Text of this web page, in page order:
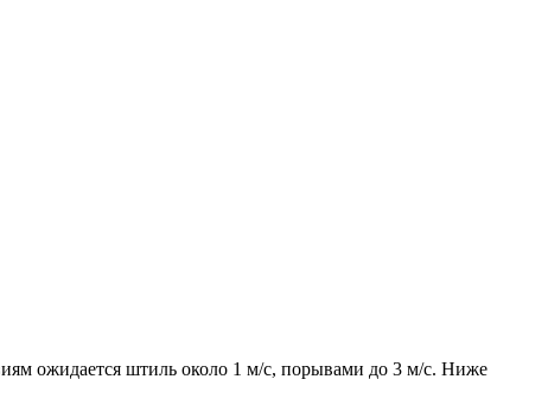
ожидается штиль около 1 м/с, порывами до 3 м/с. Ниже